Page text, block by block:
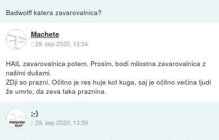
Badwolff katera zavarovalnica?
Machete
::29. sep 2020, 13:34
HAIL zavarovalnica potem. Prosim, bodi milostna zavarovalnica z
našimi dušami.
ZDji so prazni. Očitno je res huje kot kuga, saj je očitno večina ljudi
že umrlo, da zeva taka praznina.
;-)
::29. sep 2020, 13:39